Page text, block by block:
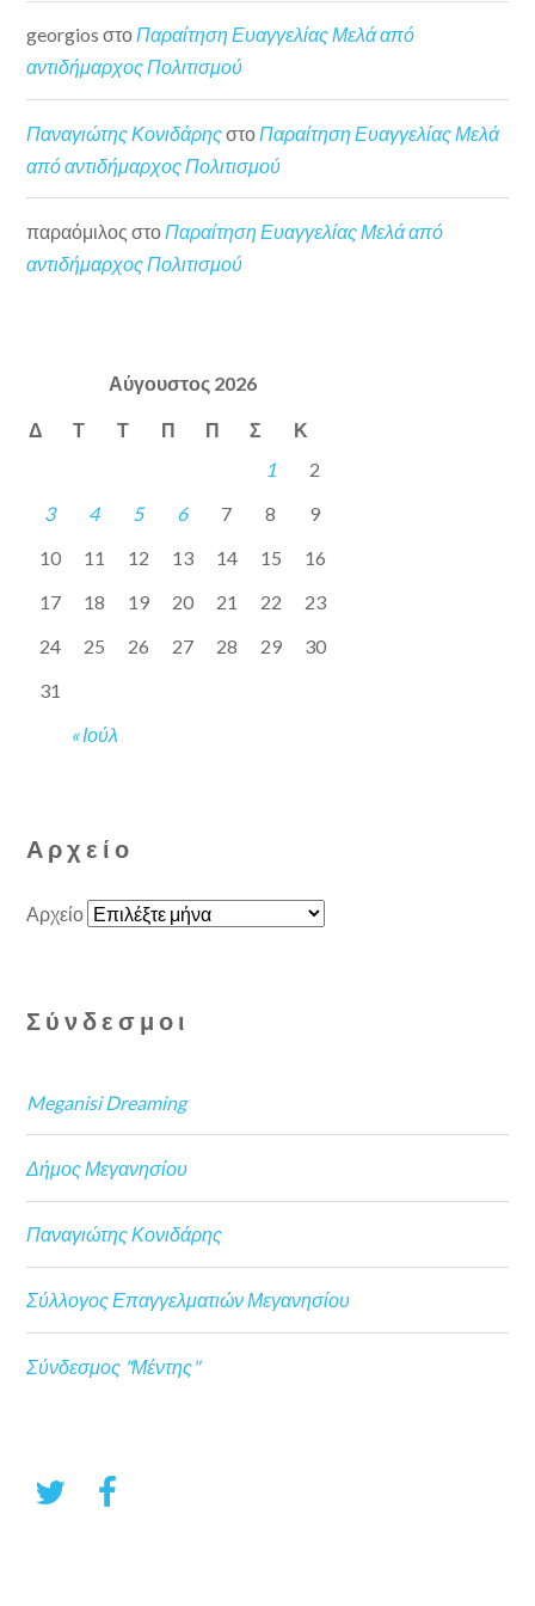
georgios στοΠαραίτηση Ευαγγελίας Μελά από
αντιδήμαρχος Πολιτισμού
Παναγιώτης Κονιδάρηςστο Παραίτηση Ευαγγελίας Μελά
από αντιδήμαρχος Πολιτισμού
παραόμιλος στο Παραίτηση Ευαγγελίας Μελά από
αντιδήμαρχος Πολιτισμού
Αύγουστος 2026
Δ Τ Τ Π Π Σ Κ
« Ιούλ
1
2
3
4 5 6 7 8
9
10
11 12 13 14 15
16
17
18 19 20 21 22
23
24
25 26 27 28 29
30
31
Αρχείο
Αρχείο
Σύνδεσμοι
Meganisi Dreaming
Δήμος Μεγανησίου
Παναγιώτης Κονιδάρης
Σύλλογος Επαγγελματιών Μεγανησίου
Σύνδεσμος "Μέντης"